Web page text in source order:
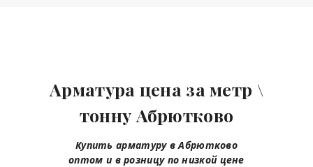
Арматура цена за метр \
тонну Абрютково
Купить арматуру в Абрютково
оптом и в розницу по низкой цене